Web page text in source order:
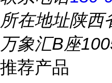
所在地址陕西
万象汇B座
推荐产品